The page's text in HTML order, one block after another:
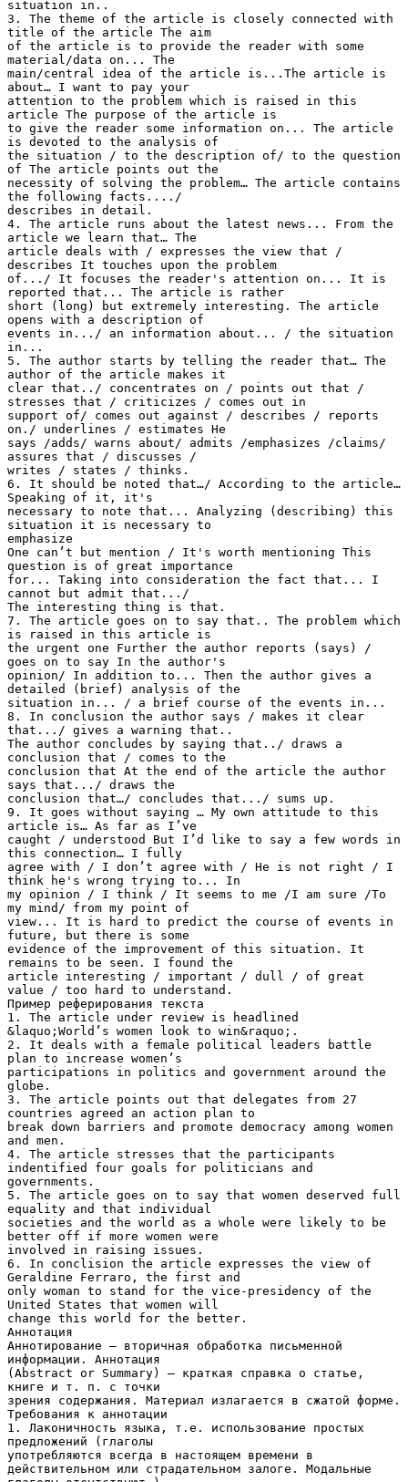
situation in..
3. The theme of the article is closely connected with
title of the article The aim
of the article is to provide the reader with some
material/data on... The
main/central idea of the article is...The article is
about… I want to pay your
attention to the problem which is raised in this
article The purpose of the article is
to give the reader some information on... The article
is devoted to the analysis of
the situation / to the description of/ to the question
of The article points out the
necessity of solving the problem… The article contains
the following facts..../
describes in detail.
4. The article runs about the latest news... From the
article we learn that… The
article deals with / expresses the view that /
describes It touches upon the problem
of.../ It focuses the reader's attention on... It is
reported that... The article is rather
short (long) but extremely interesting. The article
opens with a description of
events in.../ an information about... / the situation
in...
5. The author starts by telling the reader that… The
author of the article makes it
clear that../ concentrates on / points out that /
stresses that / criticizes / comes out in
support of/ comes out against / describes / reports
on./ underlines / estimates He
says /adds/ warns about/ admits /emphasizes /claims/
assures that / discusses /
writes / states / thinks.
6. It should be noted that…/ According to the article…
Speaking of it, it's
necessary to note that... Analyzing (describing) this
situation it is necessary to
emphasize
One can’t but mention / It's worth mentioning This
question is of great importance
for... Taking into consideration the fact that... I
cannot but admit that.../
The interesting thing is that.
7. The article goes on to say that.. The problem which
is raised in this article is
the urgent one Further the author reports (says) /
goes on to say In the author's
opinion/ In addition to... Then the author gives a
detailed (brief) analysis of the
situation in... / a brief course of the events in...
8. In conclusion the author says / makes it clear
that.../ gives a warning that..
The author concludes by saying that../ draws a
conclusion that / comes to the
conclusion that At the end of the article the author
says that.../ draws the
conclusion that…/ concludes that.../ sums up.
9. It goes without saying … My own attitude to this
article is… As far as I’ve
caught / understood But I’d like to say a few words in
this connection… I fully
agree with / I don’t agree with / He is not right / I
think he's wrong trying to... In
my opinion / I think / It seems to me /I am sure /To
my mind/ from my point of
view... It is hard to predict the course of events in
future, but there is some
evidence of the improvement of this situation. It
remains to be seen. I found the
article interesting / important / dull / of great
value / too hard to understand.
Пример реферирования текста
1. The article under review is headlined
&laquo;World’s women look to win&raquo;.
2. It deals with a female political leaders battle
plan to increase women’s
participations in politics and government around the
globe.
3. The article points out that delegates from 27
countries agreed an action plan to
break down barriers and promote democracy among women
and men.
4. The article stresses that the participants
indentified four goals for politicians and
governments.
5. The article goes on to say that women deserved full
equality and that individual
societies and the world as a whole were likely to be
better off if more women were
involved in raising issues.
6. In conclision the article expresses the view of
Geraldine Ferraro, the first and
only woman to stand for the vice-presidency of the
United States that women will
change this world for the better.
Аннотация
Аннотирование – вторичная обработка письменной
информации. Аннотация
(Abstract or Summary) – краткая справка о статье,
книге и т. п. с точки
зрения содержания. Материал излагается в сжатой форме.
Требования к аннотации
1. Лаконичность языка, т.е. использование простых
предложений (глаголы
употребляются всегда в настоящем времени в
действительном или страдательном залоге. Модальные